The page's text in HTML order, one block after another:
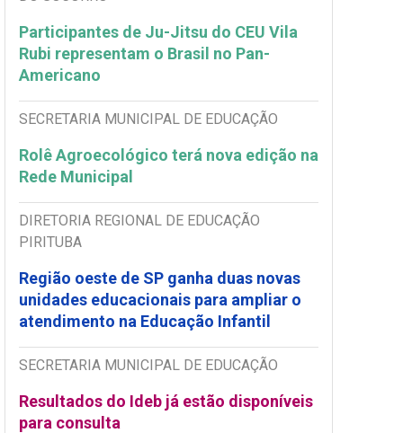
Participantes de Ju-Jitsu do CEU Vila
Rubi representam o Brasil no Pan-
Americano
SECRETARIA MUNICIPAL DE EDUCAÇÃO
Rolê Agroecológico terá nova edição na
Rede Municipal
DIRETORIA REGIONAL DE EDUCAÇÃO
PIRITUBA
Região oeste de SP ganha duas novas
unidades educacionais para ampliar o
atendimento na Educação Infantil
SECRETARIA MUNICIPAL DE EDUCAÇÃO
Resultados do Ideb já estão disponíveis
para consulta